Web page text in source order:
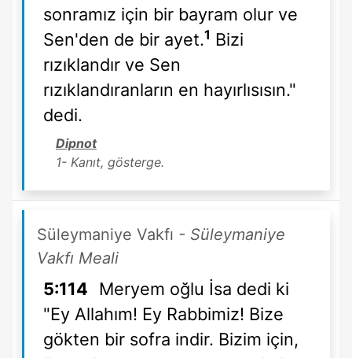
sonramız için bir bayram olur ve
Sen'den de bir ayet.1 Bizi
rızıklandır ve Sen
rızıklandıranların en hayırlısısın."
dedi.
Dipnot
1- Kanıt, gösterge.
Süleymaniye Vakfı - Süleymaniye
Vakfı Meali
5:114
Meryem oğlu İsa dedi ki
"Ey Allahım! Ey Rabbimiz! Bize
gökten bir sofra indir. Bizim için,